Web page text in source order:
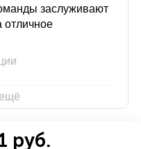
заслуживают
отличное
руб.